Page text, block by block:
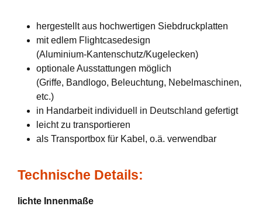
hergestellt aus hochwertigen Siebdruckplatten
mit edlem Flightcasedesign
(Aluminium-Kantenschutz/Kugelecken)
optionale Ausstattungen möglich
(Griffe, Bandlogo, Beleuchtung, Nebelmaschinen,
etc.)
in Handarbeit individuell in Deutschland gefertigt
leicht zu transportieren
als Transportbox für Kabel, o.ä. verwendbar
Technische Details:
lichte Innenmaße